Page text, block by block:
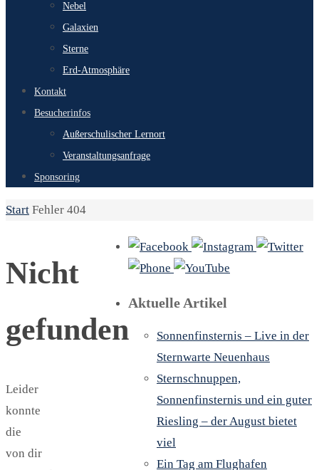
Nebel
Galaxien
Sterne
Erd-Atmosphäre
Kontakt
Besucherinfos
Außerschulischer Lernort
Veranstaltungsanfrage
Sponsoring
Start Fehler 404
Nicht
gefunden
Leider
konnte
die
von dir
Aktuelle Artikel
Sonnenfinsternis – Live in der
Sternwarte Neuenhaus
Sternschnuppen,
Sonnenfinsternis und ein guter
Riesling – der August bietet
viel
Ein Tag am Flughafen